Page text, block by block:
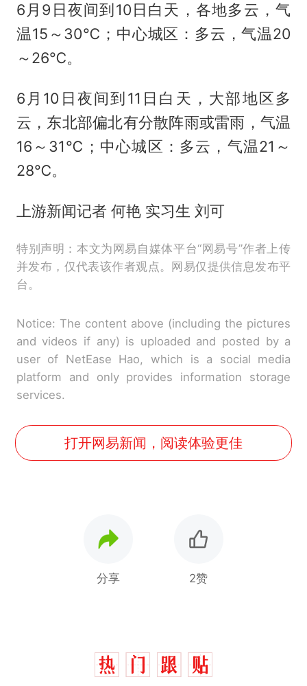
6月9日夜间到10日白天，各地多云，气
温15～30℃；中心城区：多云，气温20
～26℃。
6月10日夜间到11日白天，大部地区多
云，东北部偏北有分散阵雨或雷雨，气温
16～31℃；中心城区：多云，气温21～
28℃。
上游新闻记者 何艳 实习生 刘可
特别声明：本文为网易自媒体平台“网易号”作者上传
并发布，仅代表该作者观点。网易仅提供信息发布平
台。
Notice: The content above (including the pictures
and videos if any) is uploaded and posted by a
user of NetEase Hao, which is a social media
platform and only provides information storage
services.
打开网易新闻，阅读体验更佳
分享 2赞
热
那个在床头放菜刀的女孩，